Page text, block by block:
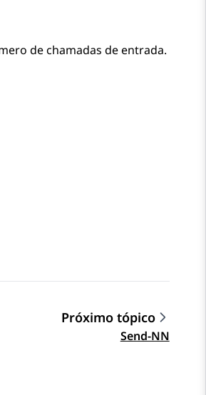
de chamadas de entrada.
Próximo tópico
Send-NN